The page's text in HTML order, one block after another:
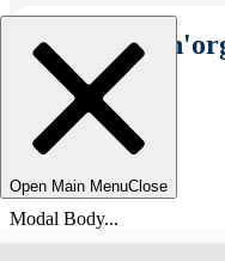
Seleziona
Open Main MenuClose
Modal Body...